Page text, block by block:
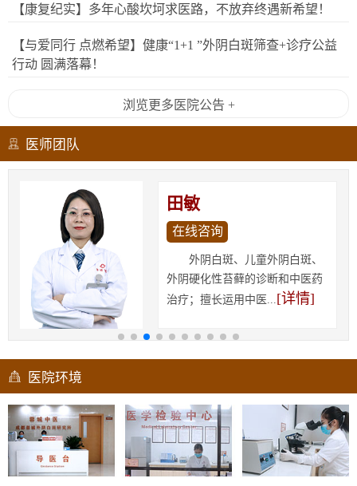
【康复纪实】多年心酸坎坷求医路，不放弃终遇新希望！
【与爱同行 点燃希望】健康“1+1 ”外阴白斑筛查+诊疗公益
行动 圆满落幕！
浏览更多医院公告 +
医师团队
田敏
在线咨询
外阴白斑、儿童外阴白斑、
外阴硬化性苔藓的诊断和中医药
治疗；擅长运用中医...[详情]
医院环境